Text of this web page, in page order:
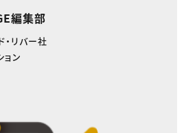
編集部
・リバー社
ョン